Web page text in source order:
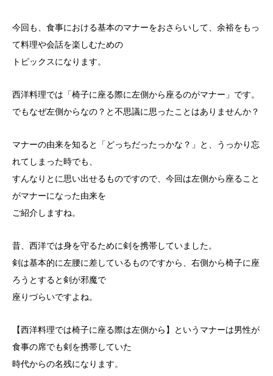
今回も、食事における基本のマナーをおさらいして、余裕をもっ
て料理や会話を楽しむための
トピックスになります。
西洋料理では「椅子に座る際に左側から座るのがマナー」です。
でもなぜ左側からなの？と不思議に思ったことはありませんか？
マナーの由来を知ると「どっちだったっかな？」と、うっかり忘
れてしまった時でも、
すんなりとに思い出せるものですので、今回は左側から座ること
がマナーになった由来を
ご紹介しますね。
昔、西洋では身を守るために剣を携帯していました。
剣は基本的に左腰に差しているものですから、右側から椅子に座
ろうとすると剣が邪魔で
座りづらいですよね。
【西洋料理では椅子に座る際は左側から】というマナーは男性が
食事の席でも剣を携帯していた
時代からの名残になります。